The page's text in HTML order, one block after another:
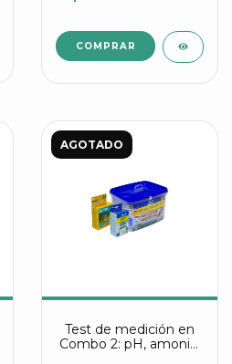
AGOTADO
Test de medición en
Combo 2: pH, amonio,